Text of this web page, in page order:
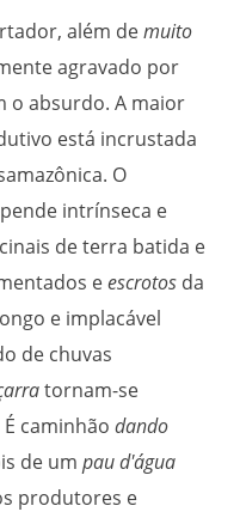
além demuito
agravado por
o absurdo. A maior
está incrustada
O
intrínseca e
de terra batida e
eescrotos da
e implacável
de chuvas
tornam-se
caminhãodando
de umpau d'água
produtores e